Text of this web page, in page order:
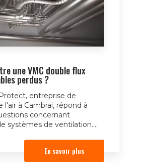
une VMC double flux
perdus ?
entreprise de
à Cambrai, répond à
concernant
systèmes de ventilation....
En savoir plus